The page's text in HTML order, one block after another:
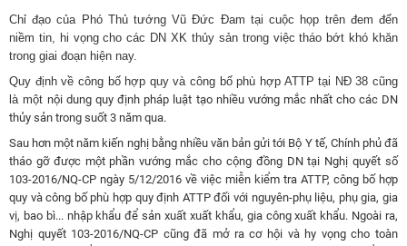
Chỉ đạo của Phó Thủ tướng Vũ Đức Đam tại cuộc họp trên đem đến
niềm tin, hi vọng cho các DN XK thủy sản trong việc tháo bớt khó khăn
trong giai đoạn hiện nay.
Quy định về công bố hợp quy và công bố phù hợp ATTP tại NĐ 38 cũng
là một nội dung quy định pháp luật tạo nhiều vướng mắc nhất cho các DN
thủy sản trong suốt 3 năm qua.
Sau hơn một năm kiến nghị bằng nhiều văn bản gửi tới Bộ Y tế, Chính phủ đã
tháo gỡ được một phần vướng mắc cho cộng đồng DN tại Nghị quyết số
103-2016/NQ-CP ngày 5/12/2016 về việc miễn kiểm tra ATTP, công bố hợp
quy và công bố phù hợp quy định ATTP đối với nguyên-phụ liệu, phụ gia, gia
vị, bao bì... nhập khẩu để sản xuất xuất khẩu, gia công xuất khẩu. Ngoài ra,
Nghị quyết 103-2016/NQ-CP cũng đã mở ra cơ hội và hy vọng cho toàn